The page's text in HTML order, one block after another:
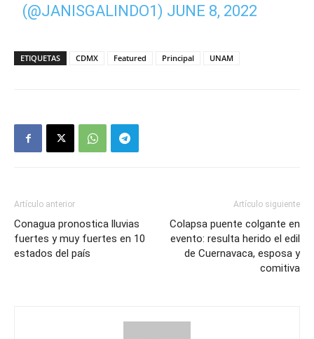
(@JANISGALINDO1) JUNE 8, 2022
ETIQUETAS CDMX Featured Principal UNAM
Artículo anterior
Conagua pronostica lluvias
fuertes y muy fuertes en 10
estados del país
Artículo siguiente
Colapsa puente colgante en
evento: resulta herido el edil
de Cuernavaca, esposa y
comitiva